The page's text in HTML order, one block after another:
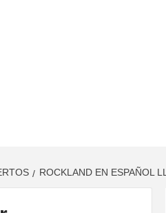
ROCKLAND EN ESPAÑOL